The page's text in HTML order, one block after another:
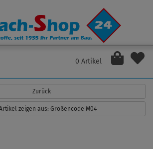
0 Artikel
Zurück
zeigen aus: Größencode M04